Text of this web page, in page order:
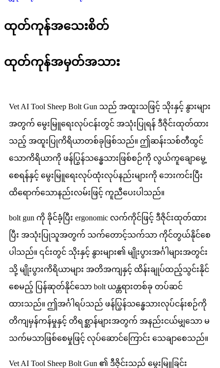
ထုတ်ကုန်အသေးစိတ်
ထုတ်ကုန်အမှတ်အသား
Vet AI Tool Sheep Bolt Gun သည် အထူးသဖြင့် သိုးနှင့် နွားများ
အတွက် မွေးမြူရေးလုပ်ငန်းတွင် အသုံးပြုရန် ဒီဇိုင်းထုတ်ထား
သည့် အထူးပြုကိရိယာတစ်ခုဖြစ်သည်။ ဤဆန်းသစ်တီထွင်
သောကိရိယာကို ဖန်ပြွန်သန္ဓေသားဖြစ်စဉ်ကို လွယ်ကူချောမွေ့
စေရန်နှင့် မွေးမြူရေးလုပ်ထုံးလုပ်နည်းများကို ဘေးကင်းပြီး
ထိရောက်သောနည်းလမ်းဖြင့် ကူညီပေးပါသည်။
bolt gun ကို ခိုင်ခံ့ပြီး ergonomic လက်ကိုင်ဖြင့် ဒီဇိုင်းထုတ်ထား
ပြီး အသုံးပြုသူအတွက် သက်တောင့်သက်သာ ကိုင်တွယ်နိုင်စေ
ပါသည်။ ၎င်းတွင် သိုးနှင့် နွားများ၏ မျိုးပွားအင်္ဂါများအတွင်း
သို့ မျိုးပွားကိရိယာများ အတိအကျနှင့် ထိန်းချုပ်ထည့်သွင်းနိုင်
စေမည့် ပြန်ဆုတ်နိုင်သော bolt ယန္တရားတစ်ခု တပ်ဆင်
ထားသည်။ ဤအင်္ဂါရပ်သည် ဖန်ပြွန်သန္ဓေသားလုပ်ငန်းစဉ်ကို
တိကျမှန်ကန်မှုနှင့် တိရစ္ဆာန်များအတွက် အနည်းငယ်မျှသော မ
သက်မသာဖြစ်စေမှုဖြင့် လုပ်ဆောင်ကြောင်း သေချာစေသည်။
Vet AI Tool Sheep Bolt Gun ၏ ဒီဇိုင်းသည် မွေးမြူခြင်း